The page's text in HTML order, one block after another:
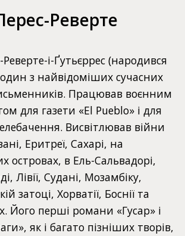
Реверте
і-Ґутьєррес (народився
з найвідоміших сучасних
Працював воєнним
для газети «El Pueblo» і для
Висвітлював війни
Еритреї, Сахарі, на
островах, в Ель-Сальвадорі,
Лівії, Судані, Мозамбіку,
затоці, Хорватії, Боснії та
Його перші романи «Гусар» і
як і багато пізніших творів,